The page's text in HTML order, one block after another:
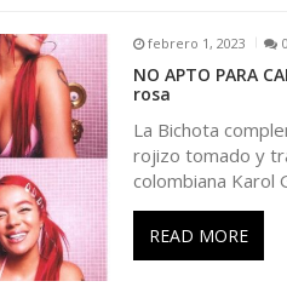
febrero 1, 2023 0
NO APTO PARA
rosa
La Bichota
rojizo tomado y
colombiana Karol
READ MORE